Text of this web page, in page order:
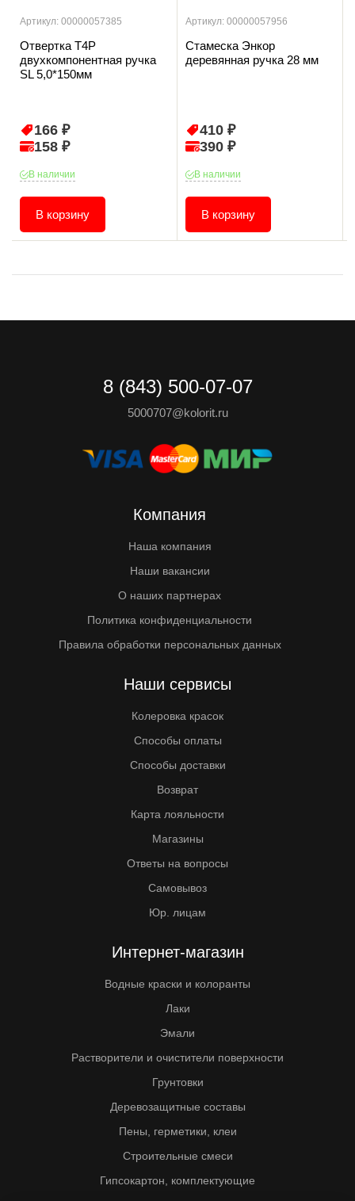
Артикул: 00000057385
Отвертка T4P
двухкомпонентная ручка
SL 5,0*150мм
166 ₽
158 ₽
В наличии
В корзину
Артикул: 00000057956
Стамеска Энкор
деревянная ручка 28 мм
410 ₽
390 ₽
В наличии
В корзину
8 (843) 500-07-07
5000707@kolorit.ru
Компания
Наша компания
Наши вакансии
О наших партнерах
Политика конфиденциальности
Правила обработки персональных данных
Наши сервисы
Колеровка красок
Способы оплаты
Способы доставки
Возврат
Карта лояльности
Магазины
Ответы на вопросы
Самовывоз
Юр. лицам
Интернет-магазин
Водные краски и колоранты
Лаки
Эмали
Растворители и очистители поверхности
Грунтовки
Деревозащитные составы
Пены, герметики, клеи
Строительные смеси
Гипсокартон, комплектующие